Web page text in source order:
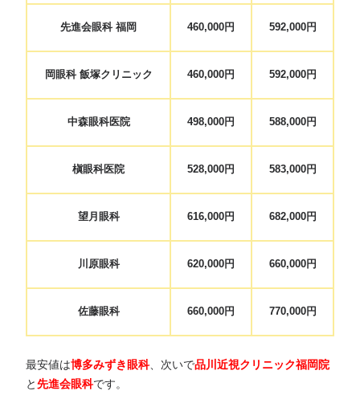
先進会眼科 福岡 460,000円 592,000円
岡眼科 飯塚クリニック 460,000円 592,000円
中森眼科医院 498,000円 588,000円
槇眼科医院 528,000円 583,000円
望月眼科 616,000円 682,000円
川原眼科 620,000円 660,000円
佐藤眼科 660,000円 770,000円
最安値は博多みずき眼科、次いで品川近視クリニック福岡院
と 先進会眼科です。